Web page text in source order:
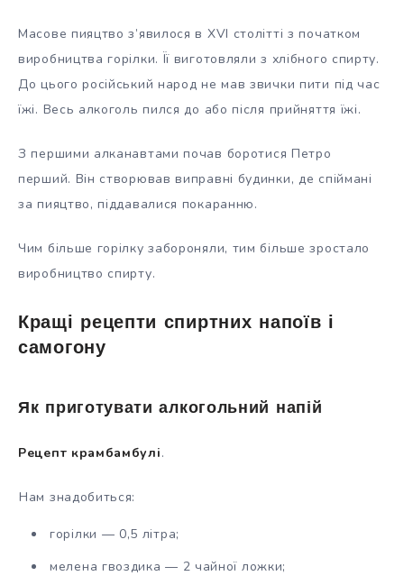
Масове пияцтво з’явилося в XVI столітті з початком
виробництва горілки. Її виготовляли з хлібного спирту.
До цього російський народ не мав звички пити під час
їжі. Весь алкоголь пился до або після прийняття їжі.
З першими алканавтами почав боротися Петро
перший. Він створював виправні будинки, де спіймані
за пияцтво, піддавалися покаранню.
Чим більше горілку забороняли, тим більше зростало
виробництво спирту.
Кращі рецепти спиртних напоїв і
самогону
Як приготувати алкогольний напій
Рецепт крамбамбулі.
Нам знадобиться:
горілки — 0,5 літра;
мелена гвоздика — 2 чайної ложки;